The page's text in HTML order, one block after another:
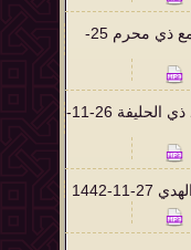
158 باب: سفر المرأة إلى الحج مع ذي محرم 25-
159 باب: الإحرام من عند مسجد ذي الحليفة 26-11-